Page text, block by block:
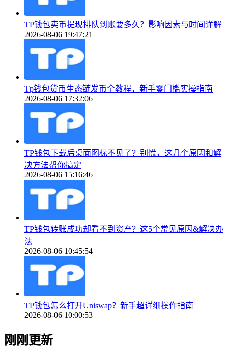
TP钱包卖币提现排队到账要多久？影响因素与时间详解
2026-08-06 19:47:21
Tp钱包货币生态链发币全教程，新手零门槛实操指南
2026-08-06 17:32:06
TP钱包下载后桌面图标不见了？别慌，这几个原因和解
决方法帮你搞定
2026-08-06 15:16:46
TP钱包转账成功却看不到资产？这5个常见原因&解决办
法
2026-08-06 10:45:54
TP钱包怎么打开Uniswap？新手超详细操作指南
2026-08-06 10:00:53
刚刚更新